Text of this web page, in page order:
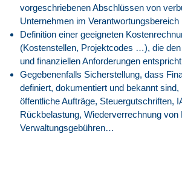
vorgeschriebenen Abschlüssen von
Unternehmen im Verantwortungsbereich
Definition einer geeigneten
(Kostenstellen, Projektcodes …), die
und finanziellen Anforderungen entspricht
Gegebenenfalls Sicherstellung, dass
definiert, dokumentiert und bekannt
öffentliche Aufträge, Steuergutschriften,
Rückbelastung, Wiederverrechnung von
Verwaltungsgebühren…